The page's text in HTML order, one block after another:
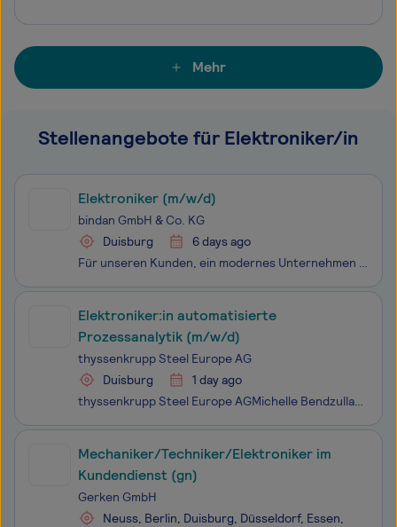
Mehr
Stellenangebote für Elektroniker/in
Elektroniker (m/w/d)
bindan GmbH & Co. KG
Duisburg
6 days ago
Für unseren Kunden, ein modernes Unternehmen mit eigener technischer Infrastruktur, suchen wir dich als Elektroniker in Vollzeit. Willkommen bei bindan! Ob Berufseinstieg, neue berufliche Herausforderung oder der nächste Karriereschritt – hier warten spannende Möglichkeiten und der passende Job.
Elektroniker:in automatisierte
Prozessanalytik (m/w/d)
thyssenkrupp Steel Europe AG
Duisburg
1 day ago
thyssenkrupp Steel Europe AGMichelle BendzullaRecruitingBewerbungen werden ausschließlich über das Online-Jobportal entgegengenommen. Für Fragen zur ausgeschriebenen Stelle oder zum Bewerbungsprozess steht das HR-Team per E-Mail unter hr.tksbs@thyssenkrupp-steel.com oder telefonisch unter +49 (0)203
Mechaniker/Techniker/Elektroniker im
Kundendienst (gn)
Gerken GmbH
Neuss, Berlin, Duisburg, Düsseldorf, Essen,